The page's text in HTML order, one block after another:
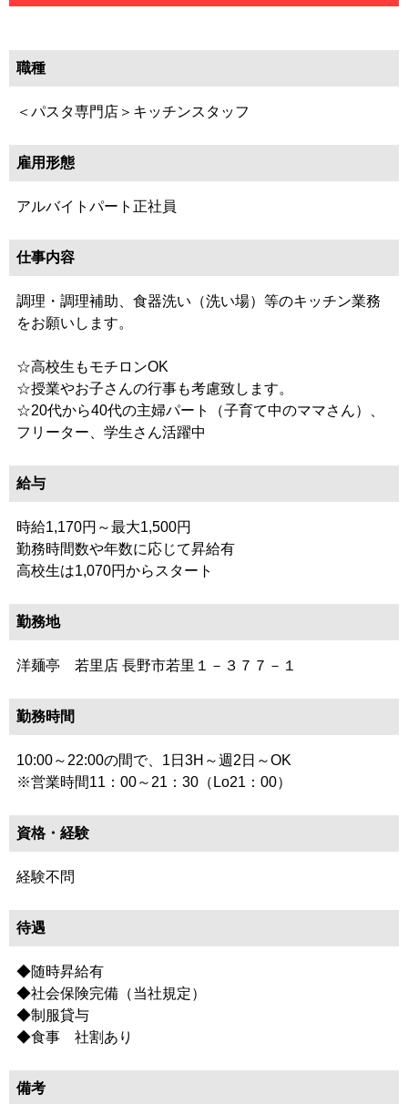
職種
＜パスタ専門店＞キッチンスタッフ
雇用形態
アルバイトパート正社員
仕事内容
調理・調理補助、食器洗い（洗い場）等のキッチン業務
をお願いします。
☆高校生もモチロンOK
☆授業やお子さんの行事も考慮致します。
☆20代から40代の主婦パート（子育て中のママさん）、
フリーター、学生さん活躍中
給与
時給1,170円～最大1,500円
勤務時間数や年数に応じて昇給有
高校生は1,070円からスタート
勤務地
洋麺亭 若里店 長野市若里１－３７７－１
勤務時間
10:00～22:00の間で、1日3H～週2日～OK
※営業時間11：00～21：30（Lo21：00）
資格・経験
経験不問
待遇
◆随時昇給有
◆社会保険完備（当社規定）
◆制服貸与
◆食事 社割あり
備考